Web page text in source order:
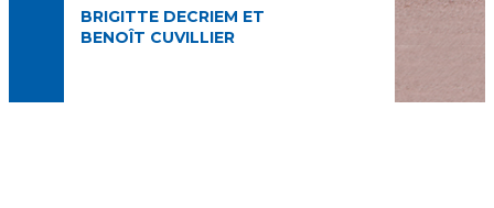
BRIGITTE DECRIEM ET
BENOÎT CUVILLIER